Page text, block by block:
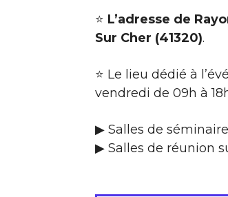
⭐ L’adresse de
Sur Cher (41320).
⭐ Le lieu dédié à
vendredi de 09h à
▶ Salles de
▶ Salles de réunion